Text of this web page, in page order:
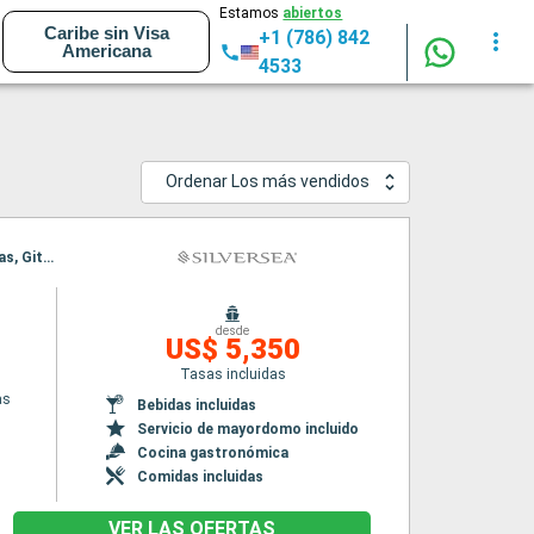
Caribe sin Visa
Americana
Estamos abiertos
+1 (786) 842
4533
Ordenar Los más vendidos
Itinerario : El Pireo Atenas, Githion, Katakolon, souda Bay, Santoríni, Bodrum, El Pireo Atenas, Githion, Katakolon, souda Bay, Santoríni, Bodrum, El Pireo Atenas
desde
US$ 5,350
Tasas incluidas
Bebidas incluidas
Servicio de mayordomo incluido
Cocina gastronómica
Comidas incluidas
VER LAS OFERTAS